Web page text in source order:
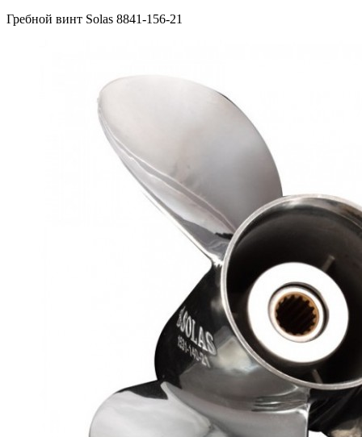
Гребной винт Solas 8841-156-21